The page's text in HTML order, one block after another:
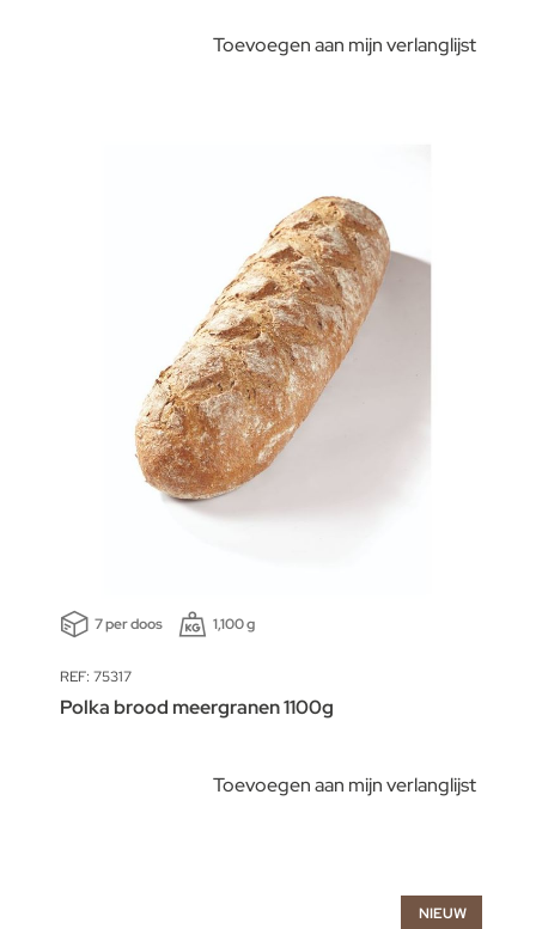
Toevoegen aan mijn verlanglijst
7 per doos 1,100 g
REF: 75317
Polka brood meergranen 1100g
Toevoegen aan mijn verlanglijst
NIEUW